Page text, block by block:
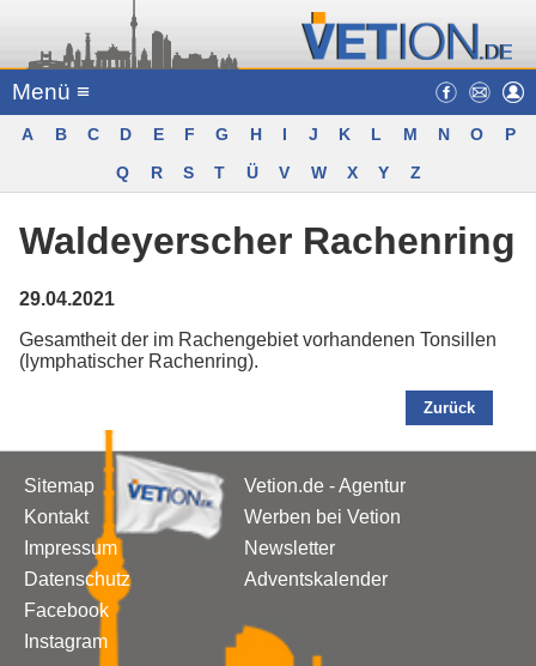
Menü ≡
A B C D E F G H I J K L M N O
P
Q
R S T Ü V W X Y Z
Waldeyerscher Rachenring
29.04.2021
Gesamtheit der im Rachengebiet vorhandenen Tonsillen
(lymphatischer Rachenring).
Zurück
Sitemap
Kontakt
Impressum
Datenschutz
Facebook
Instagram
Vetion.de - Agentur
Werben bei Vetion
Newsletter
Adventskalender